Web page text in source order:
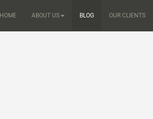
HOME ABOUT US BLOG OUR CLIENTS